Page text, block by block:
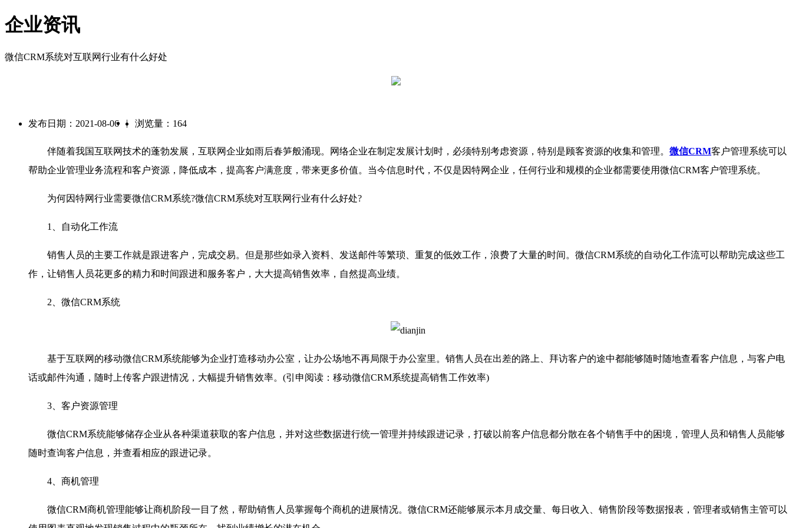
企业资讯
微信CRM系统对互联网行业有什么好处
发布日期：2021-08-06 | 浏览量：164
伴随着我国互联网技术的蓬勃发展，互联网企业如雨后春笋般涌现。网络企业在制定发展计划时，必须特别考虑资源，特别是顾客资源的收集和管理。 微信CRM客户管理系统可以
帮助企业管理业务流程和客户资源，降低成本，提高客户满意度，带来更多价值。当今信息时代，不仅是因特网企业，任何行业和规模的企业都需要使用微信CRM客户管理系统。
为何因特网行业需要微信CRM系统?微信CRM系统对互联网行业有什么好处?
1、自动化工作流
销售人员的主要工作就是跟进客户，完成交易。但是那些如录入资料、发送邮件等繁琐、重复的低效工作，浪费了大量的时间。微信CRM系统的自动化工作流可以帮助完成这些工
作，让销售人员花更多的精力和时间跟进和服务客户，大大提高销售效率，自然提高业绩。
2、微信CRM系统
基于互联网的移动微信CRM系统能够为企业打造移动办公室，让办公场地不再局限于办公室里。销售人员在出差的路上、拜访客户的途中都能够随时随地查看客户信息，与客户电
话或邮件沟通，随时上传客户跟进情况，大幅提升销售效率。(引申阅读：移动微信CRM系统提高销售工作效率)
3、客户资源管理
微信CRM系统能够储存企业从各种渠道获取的客户信息，并对这些数据进行统一管理并持续跟进记录，打破以前客户信息都分散在各个销售手中的困境，管理人员和销售人员能够
随时查询客户信息，并查看相应的跟进记录。
4、商机管理
微信CRM商机管理能够让商机阶段一目了然，帮助销售人员掌握每个商机的进展情况。微信CRM还能够展示本月成交量、每日收入、销售阶段等数据报表，管理者或销售主管可以